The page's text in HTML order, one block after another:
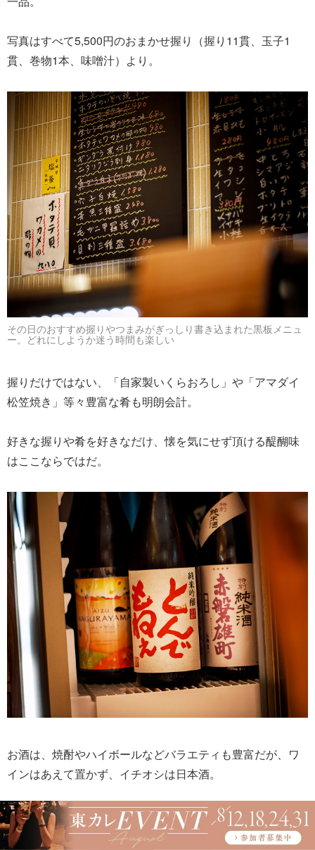
写真はすべて5,500円のおまかせ握り（握り11貫、玉子1
貫、巻物1本、味噌汁）より。
その日のおすすめ握りやつまみがぎっしり書き込まれた黒板メニュ
ー。どれにしようか迷う時間も楽しい
握りだけではない、「自家製いくらおろし」や「アマダイ
松笠焼き」等々豊富な肴も明朗会計。
好きな握りや肴を好きなだけ、懐を気にせず頂ける醍醐味
はここならではだ。
お酒は、焼酎やハイボールなどバラエティも豊富だが、ワ
インはあえて置かず、イチオシは日本酒。
開運や七賢などの定番の3種のほか季節の限定酒が常時4～5
種類ほどそろう。一合 660円～1,100円。